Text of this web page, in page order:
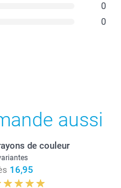
0
0
aussi
de couleur
16,95